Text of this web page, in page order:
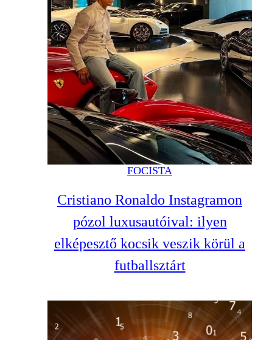
FOCISTA
Cristiano Ronaldo Instagramon
pózol luxusautóival: ilyen
elképesztő kocsik veszik körül a
futballsztárt